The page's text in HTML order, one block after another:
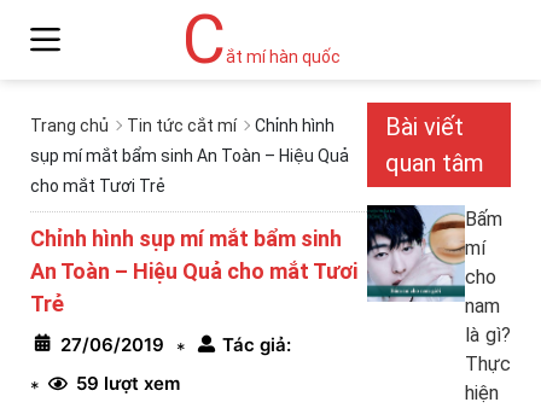
Cắt mí hàn quốc
Trang chủ Tin tức cắt mí
Chỉnh hình
sụp mí mắt bẩm sinh An Toàn – Hiệu Quả
cho mắt Tươi Trẻ
Chỉnh hình sụp mí mắt bẩm sinh
An Toàn – Hiệu Quả cho mắt Tươi
Trẻ
27/06/2019 *
Tác giả:
*
59 lượt xem
Bài viết
quan tâm
Bấm
mí
cho
nam
là gì?
Thực
hiện